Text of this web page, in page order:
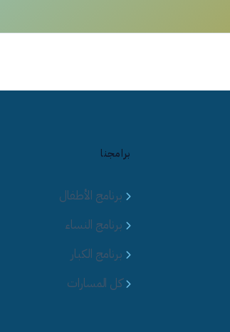
برامجنا
برنامج الأطفال
برنامج النساء
برنامج الكبار
كل المسارات